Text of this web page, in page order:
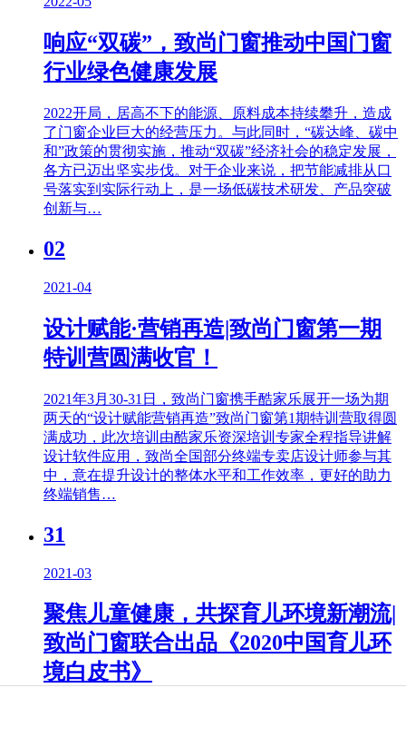
响应“双碳”，致尚门窗推动中国门窗
行业绿色健康发展
2022开局，居高不下的能源、原料成本持续攀升，造成
了门窗企业巨大的经营压力。与此同时，“碳达峰、碳中
和”政策的贯彻实施，推动“双碳”经济社会的稳定发展，
各方已迈出坚实步伐。对于企业来说，把节能减排从口
号落实到实际行动上，是一场低碳技术研发、产品突破
创新与…
02
2021-04
设计赋能·营销再造|致尚门窗第一期
特训营圆满收官！
2021年3月30-31日，致尚门窗携手酷家乐展开一场为期
两天的“设计赋能营销再造”致尚门窗第1期特训营取得圆
满成功，此次培训由酷家乐资深培训专家全程指导讲解
设计软件应用，致尚全国部分终端专卖店设计师参与其
中，意在提升设计的整体水平和工作效率，更好的助力
终端销售…
31
2021-03
聚焦儿童健康，共探育儿环境新潮流|
致尚门窗联合出品《2020中国育儿环
境白皮书》